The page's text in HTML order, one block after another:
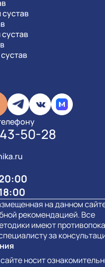
50-28
на данном
рекомендацией. Все
имеют
за
носит